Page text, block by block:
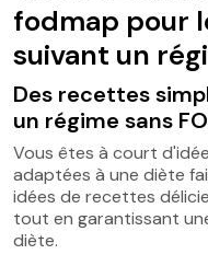
fodmap pour
suivant un
Des recettes
un régime sans
Vous êtes à court
adaptées à une diète
idées de recettes
tout en garantissant
diète.